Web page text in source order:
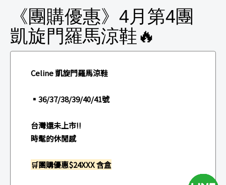
《團購優惠》4月第4團
凱旋門羅馬涼鞋🔥
Celine 凱旋門羅馬涼鞋
▪️36/37/38/39/40/41號
台灣還未上市‼️
時髦的休閒感
🛒團購優惠$24XXX 含盒